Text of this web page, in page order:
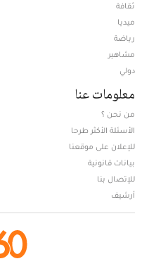
ثقافة
ميديا
رياضة
مشاهير
دولي
معلومات عنا
من نحن ؟
الأسئلة الأكثر طرحا
للإعلان على موقعنا
بيانات قانونية
للإتصال بنا
أرشيف